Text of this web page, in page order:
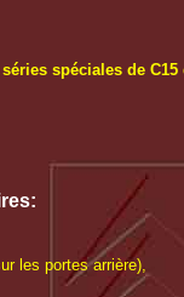
séries spéciales de
:
les portes arrière),